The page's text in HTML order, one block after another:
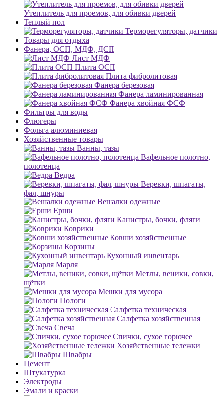
Утеплитель для проемов, для обивки дверей
Теплый пол
Терморегуляторы, датчики
Товары для отдыха
Фанера, ОСП, МДФ, ДСП
Лист МДФ
Плита ОСП
Плита фибролитовая
Фанера березовая
Фанера ламинированная
Фанера хвойная ФСФ
Фильтры для воды
Флюгеры
Фольга алюминиевая
Хозяйственные товары
Ванны, тазы
Вафельное полотно,
полотенца
Ведра
Веревки, шпагаты,
фал, шнуры
Вешалки одежные
Ерши
Канистры, бочки, фляги
Коврики
Ковши хозяйственные
Корзины
Кухонный инвентарь
Марля
Метлы, веники, совки,
щётки
Мешки для мусора
Пологи
Салфетка техническая
Салфетка хозяйственная
Свеча
Спички, сухое горючее
Хозяйственные тележки
Швабры
Цемент
Штукатурка
Электроды
Эмали и краски